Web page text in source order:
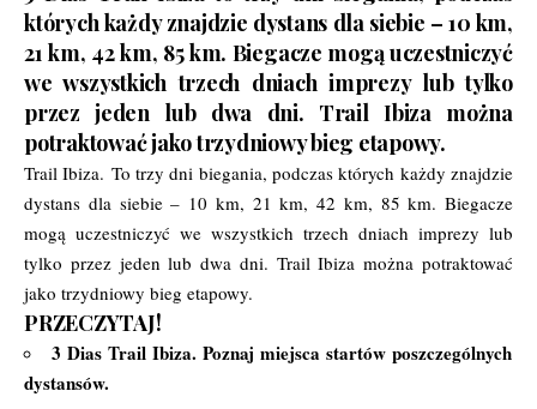
których każdy znajdzie dystans dla siebie – 10 km,
21 km, 42 km, 85 km. Biegacze mogą uczestniczyć
we wszystkich trzech dniach imprezy lub tylko
przez jeden lub dwa dni. Trail Ibiza można
potraktować jako trzydniowy bieg etapowy.
Trail Ibiza. To trzy dni biegania, podczas których każdy znajdzie
dystans dla siebie – 10 km, 21 km, 42 km, 85 km. Biegacze
mogą uczestniczyć we wszystkich trzech dniach imprezy lub
tylko przez jeden lub dwa dni. Trail Ibiza można potraktować
jako trzydniowy bieg etapowy.
PRZECZYTAJ!
3 Dias Trail Ibiza. Poznaj miejsca startów poszczególnych
dystansów.